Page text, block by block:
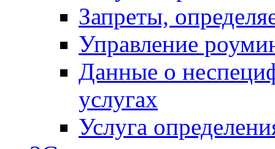
Запреты,
Управление
Данные о
услугах
Услуга